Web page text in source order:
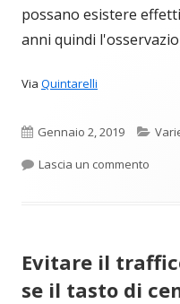
possano esistere
anni quindi
Via Quintarelli
Pubblicato
Gennaio 2, 2019
Lascia un commento
Evitare il
se il tasto di